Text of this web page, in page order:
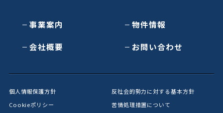
事業案内 物件情報
会社概要 お問い合わせ
個人情報保護方針
反社会的勢力に対する基本方針
Cookieポリシー
苦情処理措置について